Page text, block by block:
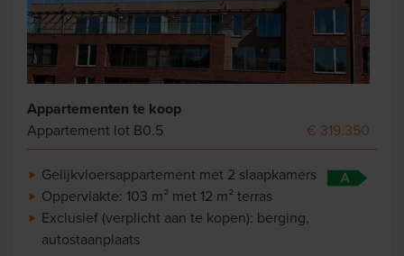
Appartementen te koop
Appartement lot B0.5
€ 319.350
Gelijkvloersappartement met 2 slaapkamers
Oppervlakte: 103 m² met 12 m² terras
Exclusief (verplicht aan te kopen): berging,
autostaanplaats